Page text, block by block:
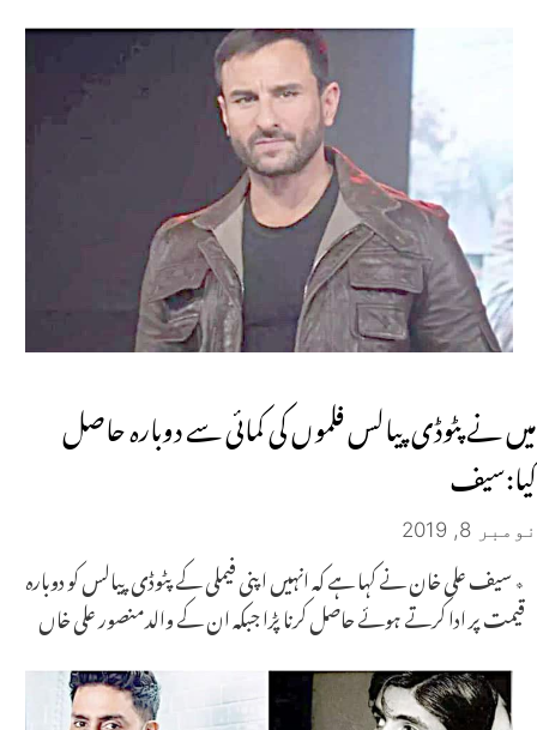
میں نے پٹوڈی پیالس فلموں کی کمائی سے دوبارہ حاصل
کیا:سیف
نومبر 8, 2019
٭ سیف علی خان نے کہا ہے کہ انہیں اپنی فیملی کے پٹوڈی پیالس کو دوبارہ
قیمت پر ادا کرتے ہوئے حاصل کرنا پڑا جبکہ ان کے والدمنصور علی خاں